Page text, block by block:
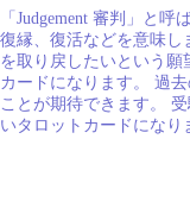
「Judgement 審判」と
復縁、復活などを意味し
を取り戻したいという願
カードになります。 過
ことが期待できます。
いタロットカードになり